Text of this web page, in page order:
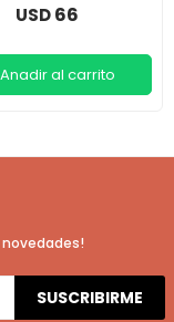
USD66
SUSCRIBIRME